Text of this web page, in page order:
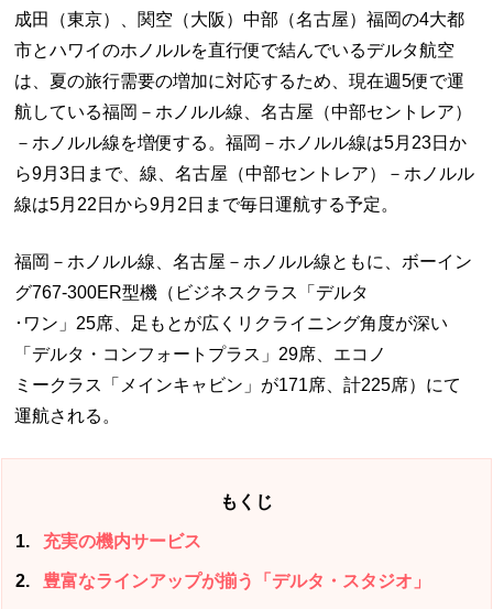
成田（東京）、関空（大阪）中部（名古屋）福岡の4大都
市とハワイのホノルルを直行便で結んでいるデルタ航空
は、夏の旅行需要の増加に対応するため、現在週5便で運
航している福岡－ホノルル線、名古屋（中部セントレア）
－ホノルル線を増便する。福岡－ホノルル線は5月23日か
ら9月3日まで、線、名古屋（中部セントレア）－ホノルル
線は5月22日から9月2日まで毎日運航する予定。
福岡－ホノルル線、名古屋－ホノルル線ともに、ボーイン
グ767-300ER型機（ビジネスクラス「デルタ
･ワン」25席、足もとが広くリクライニング角度が深い
「デルタ・コンフォートプラス」29席、エコノ
ミークラス「メインキャビン」が171席、計225席）にて
運航される。
もくじ
1 充実の機内サービス
2 豊富なラインアップが揃う「デルタ・スタジオ」